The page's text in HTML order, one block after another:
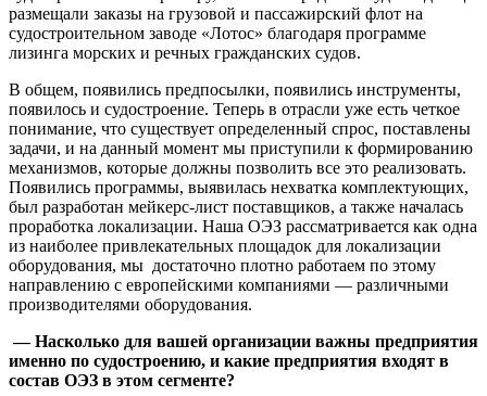
размещали заказы на грузовой и пассажирский флот на
судостроительном заводе «Лотос» благодаря программе
лизинга морских и речных гражданских судов.
В общем, появились предпосылки, появились инструменты,
появилось и судостроение. Теперь в отрасли уже есть четкое
понимание, что существует определенный спрос, поставлены
задачи, и на данный момент мы приступили к формированию
механизмов, которые должны позволить все это реализовать.
Появились программы, выявилась нехватка комплектующих,
был разработан мейкерс-лист поставщиков, а также началась
проработка локализации. Наша ОЭЗ рассматривается как одна
из наиболее привлекательных площадок для локализации
оборудования, мы достаточно плотно работаем по этому
направлению с европейскими компаниями — различными
производителями оборудования.
— Насколько для вашей организации важны предприятия
именно по судостроению, и какие предприятия входят в
состав ОЭЗ в этом сегменте?